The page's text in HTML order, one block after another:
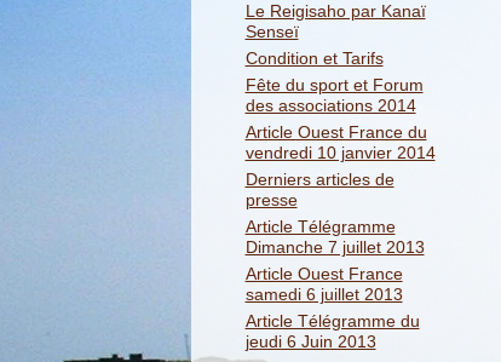
Le Reigisaho par Kanaï
Senseï
Condition et Tarifs
Fête du sport et Forum
des associations 2014
Article Ouest France du
vendredi 10 janvier 2014
Derniers articles de
presse
Article Télégramme
Dimanche 7 juillet 2013
Article Ouest France
samedi 6 juillet 2013
Article Télégramme du
jeudi 6 Juin 2013